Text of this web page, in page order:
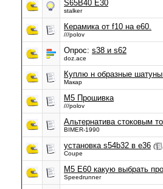
S65B40 E30
stalker
Керамика от f10 на е60.
///polov
Опрос: s38 и s62
doz.ace
Куплю н образные
Макар
M5 Прошивка
///polov
Альтернатива стоковым
BIMER-1990
установка s54b32 в e36 (
Coupe
M5 E60 какую выбрать
Speedrunner